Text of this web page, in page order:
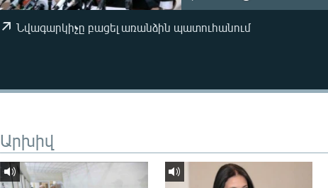
Նվագարկիչը բացել առանձին պատուհանում
Արխիվ